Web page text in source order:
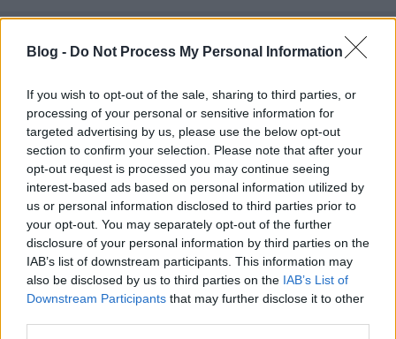
Blog - Do Not Process My Personal Information
If you wish to opt-out of the sale, sharing to third parties, or
processing of your personal or sensitive information for
targeted advertising by us, please use the below opt-out
section to confirm your selection. Please note that after your
opt-out request is processed you may continue seeing
interest-based ads based on personal information utilized by
us or personal information disclosed to third parties prior to
your opt-out. You may separately opt-out of the further
disclosure of your personal information by third parties on the
IAB’s list of downstream participants. This information may
also be disclosed by us to third parties on the IAB’s List of
Downstream Participants that may further disclose it to other
Véget ért az idei kör - Audi MedCup
Circuit
isail •2010. szeptember 27.
És a sorozat történetében először, címvédésre került
sor. A TP52-es osztályban a Kiwik idén
megállíthatatlanok voltak, ha akadt is pár
megingásuk, azt simán korrigálták. Itt, Szardínián
csak harmadikok lettek, ahogy az alant látható, de ez
nem zavarta…
Hazai siker - OMEGA Auckland Match
Racing Regatta